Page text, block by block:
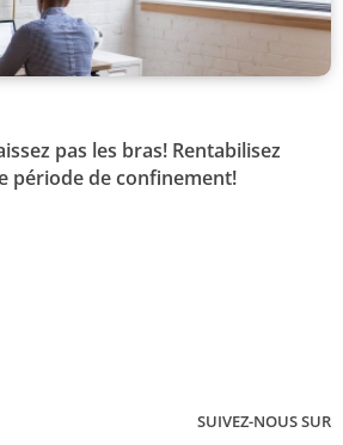
pas les bras! Rentabilisez
période de confinement!
SUIVEZ-NOUS SUR